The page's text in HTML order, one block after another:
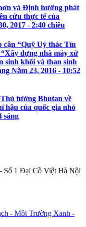
và Định hướng phát
cứu thực tế của
2017 - 2:40 chiều
cận “Quỹ Uỷ thác Tín
dựng nhà máy xử
sinh khối và than sinh
Năm 23, 2016 - 10:52
tướng Bhutan về
hậu của quốc gia nhỏ
sáng
Số 1 Đại Cồ Việt Hà Nội
- Môi Trường Xanh -